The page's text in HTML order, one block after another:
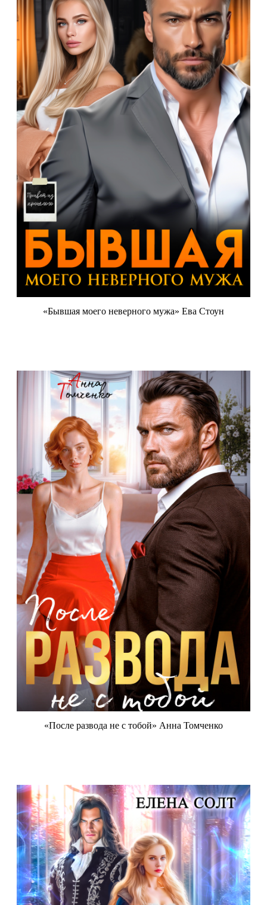
«Бывшая моего неверного мужа» Ева Стоун
«После развода не с тобой» Анна Томченко